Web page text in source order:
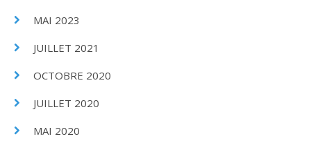
MAI 2023
JUILLET 2021
OCTOBRE 2020
JUILLET 2020
MAI 2020